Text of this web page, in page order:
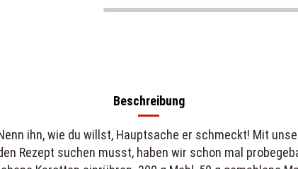
Beschreibung
ihn, wie du willst, Hauptsache er schmeckt! Mit
Rezept suchen musst, haben wir schon mal